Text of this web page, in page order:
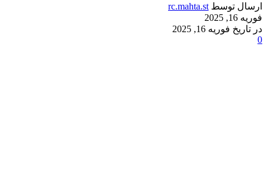
ارسال توسط rc.mahta.st
فوریه 16, 2025
در تاریخ فوریه 16, 2025
0